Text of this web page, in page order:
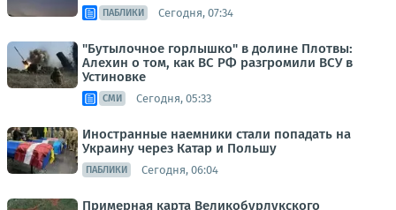
ПАБЛИКИ Сегодня, 07:34
"Бутылочное горлышко" в долине Плотвы:
Алехин о том, как ВС РФ разгромили ВСУ в
Устиновке
СМИ Сегодня, 05:33
Иностранные наемники стали попадать на
Украину через Катар и Польшу
ПАБЛИКИ Сегодня, 06:04
Примерная карта Великобурлукского